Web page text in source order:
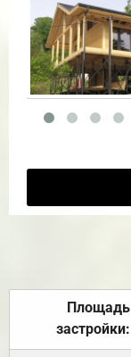
Площадь
застройки: